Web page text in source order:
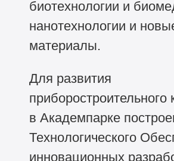
биотехнологии и
нанотехнологии и
материалы.
Для развития
приборостроительного
в Академпарке
Технологического
инновационных